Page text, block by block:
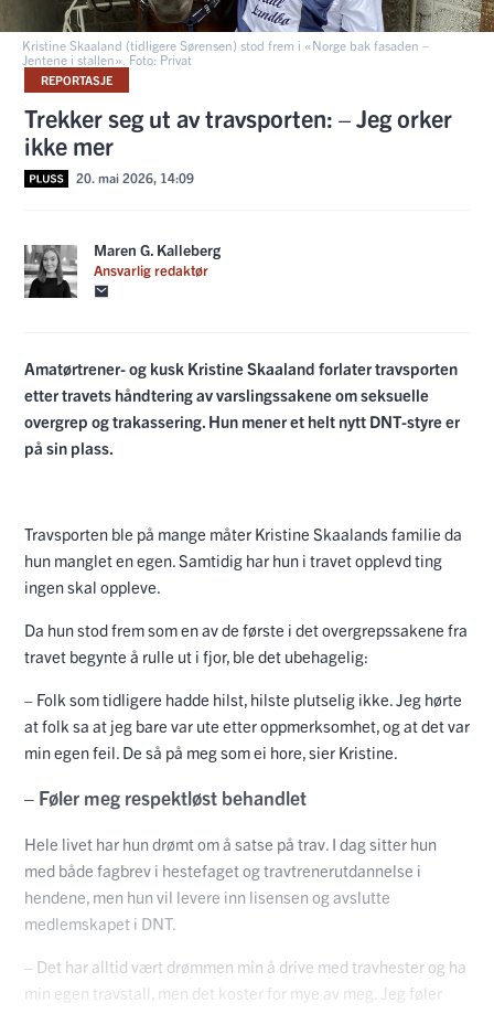
Kristine Skaaland (tidligere Sørensen) stod frem i «Norge bak fasaden –
Jentene i stallen». Foto: Privat
REPORTASJE
Trekker seg ut av travsporten: – Jeg orker
ikke mer
20. mai 2026, 14:09
Maren G. Kalleberg
Ansvarlig redaktør
Amatørtrener- og kusk Kristine Skaaland forlater travsporten
etter travets håndtering av varslingssakene om seksuelle
overgrep og trakassering. Hun mener et helt nytt DNT-styre er
på sin plass.
Travsporten ble på mange måter Kristine Skaalands familie da
hun manglet en egen. Samtidig har hun i travet opplevd ting
ingen skal oppleve.
Da hun stod frem som en av de første i det overgrepssakene fra
travet begynte å rulle ut i fjor, ble det ubehagelig:
– Folk som tidligere hadde hilst, hilste plutselig ikke. Jeg hørte
at folk sa at jeg bare var ute etter oppmerksomhet, og at det var
min egen feil. De så på meg som ei hore, sier Kristine.
– Føler meg respektløst behandlet
Hele livet har hun drømt om å satse på trav. I dag sitter hun
med både fagbrev i hestefaget og travtrenerutdannelse i
hendene, men hun vil levere inn lisensen og avslutte
medlemskapet i DNT.
– Det har alltid vært drømmen min å drive med travhester og ha
min egen travstall, men det koster for mye av meg. Jeg føler